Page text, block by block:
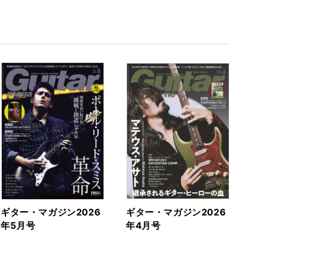
ギター・マガジン2026
年5月号
ギター・マガジン2026
年4月号